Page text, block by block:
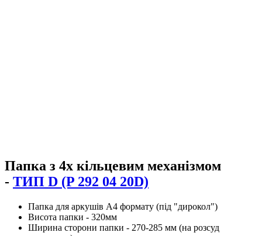
Папка з 4х кільцевим механізмом
- ТИП D (P 292 04 20D)
Папка для аркушів А4 формату (під "дирокол")
Висота папки - 320мм
Ширина сторони папки - 270-285 мм (на розсуд